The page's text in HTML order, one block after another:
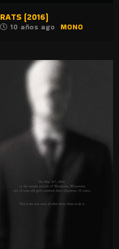
RATS (2016)
10 años ago MONO